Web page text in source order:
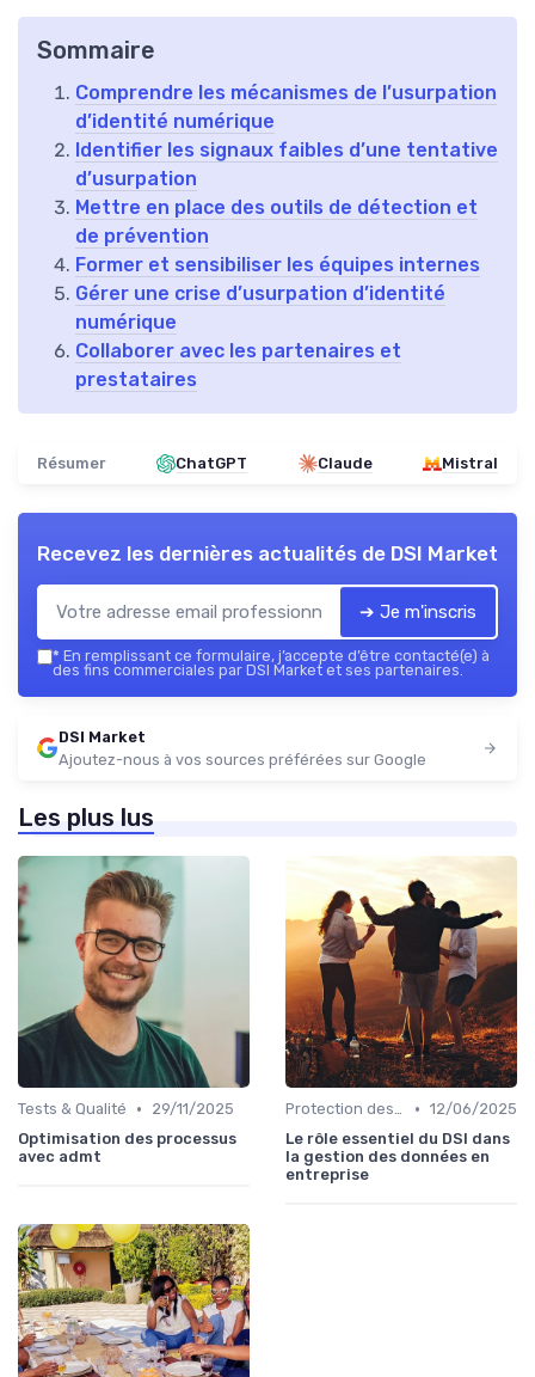
Sommaire
Comprendre les mécanismes de l’usurpation
d’identité numérique
Identifier les signaux faibles d’une tentative
d’usurpation
Mettre en place des outils de détection et
de prévention
Former et sensibiliser les équipes internes
Gérer une crise d’usurpation d’identité
numérique
Collaborer avec les partenaires et
prestataires
Résumer ChatGPT Claude Mistral
Recevez les dernières actualités de DSI Market
➔ Je m'inscris
* En remplissant ce formulaire, j’accepte d’être contacté(e) à
des fins commerciales par DSI Market et ses partenaires.
DSI Market
Ajoutez-nous à vos sources préférées sur Google
Les plus lus
Tests & Qualité •
29/11/2025
Optimisation des processus
avec admt
Protection des données • 12/06/2025
Le rôle essentiel du DSI dans
la gestion des données en
entreprise